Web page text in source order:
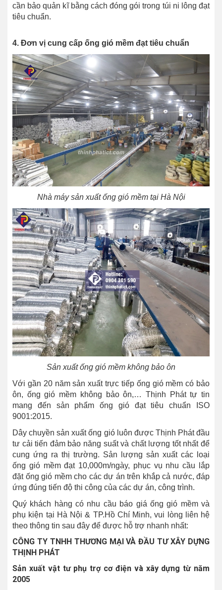
cần bảo quản kĩ bằng cách đóng gói trong túi ni lông đạt
tiêu chuẩn.
4. Đơn vị cung cấp ống gió mềm đạt tiêu chuẩn
Nhà máy sản xuất ống gió mềm tại Hà Nội
Sản xuất ống gió mềm không bảo ôn
Với gần 20 năm sản xuất trực tiếp ống gió mềm có bảo
ôn, ống gió mềm không bảo ôn,… Thịnh Phát tự tin
mang đến sản phẩm ống gió đạt tiêu chuẩn ISO
9001:2015.
Dây chuyền sản xuất ống gió luôn được Thịnh Phát đầu
tư cải tiến đảm bảo năng suất và chất lượng tốt nhất để
cung ứng ra thị trường. Sản lượng sản xuất các loại
ống gió mềm đạt 10,000m/ngày, phục vụ nhu cầu lắp
đặt ống gió mềm cho các dự án trên khắp cả nước, đáp
ứng đúng tiến độ thi công của các dự án, công trình.
Quý khách hàng có nhu cầu báo giá ống gió mềm và
phụ kiện tại Hà Nội & TP.Hồ Chí Minh, vui lòng liên hệ
theo thông tin sau đây để được hỗ trợ nhanh nhất:
CÔNG TY TNHH THƯƠNG MẠI VÀ ĐẦU TƯ XÂY DỰNG
THỊNH PHÁT
Sản xuất vật tư phụ trợ cơ điện và xây dựng từ năm
2005